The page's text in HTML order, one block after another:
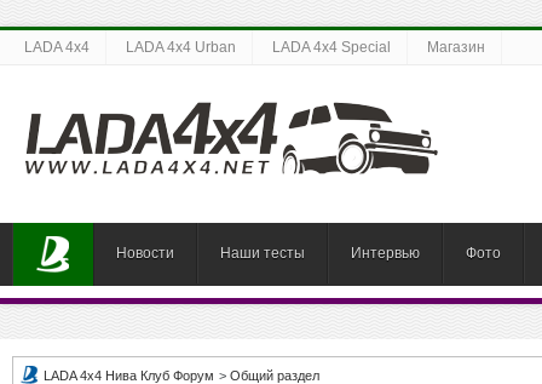
LADA 4x4 LADA 4x4 Urban LADA 4x4 Special Магазин
Новости Наши тесты Интервью Фото
LADA 4x4 Нива Клуб Форум > Общий раздел